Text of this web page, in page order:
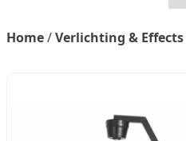
Home/Verlichting & Effects